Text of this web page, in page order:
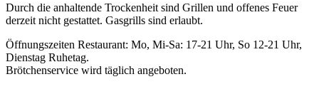
Durch die anhaltende Trockenheit sind Grillen und offenes Feuer
derzeit nicht gestattet. Gasgrills sind erlaubt.
Öffnungszeiten Restaurant: Mo, Mi-Sa: 17-21 Uhr, So 12-21 Uhr,
Dienstag Ruhetag.
Brötchenservice wird täglich angeboten.